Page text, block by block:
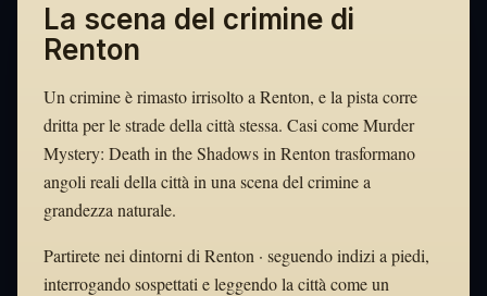
La scena del crimine di
Renton
Un crimine è rimasto irrisolto a Renton, e la pista corre
dritta per le strade della città stessa. Casi come Murder
Mystery: Death in the Shadows in Renton trasformano
angoli reali della città in una scena del crimine a
grandezza naturale.
Partirete nei dintorni di Renton · seguendo indizi a piedi,
interrogando sospettati e leggendo la città come un